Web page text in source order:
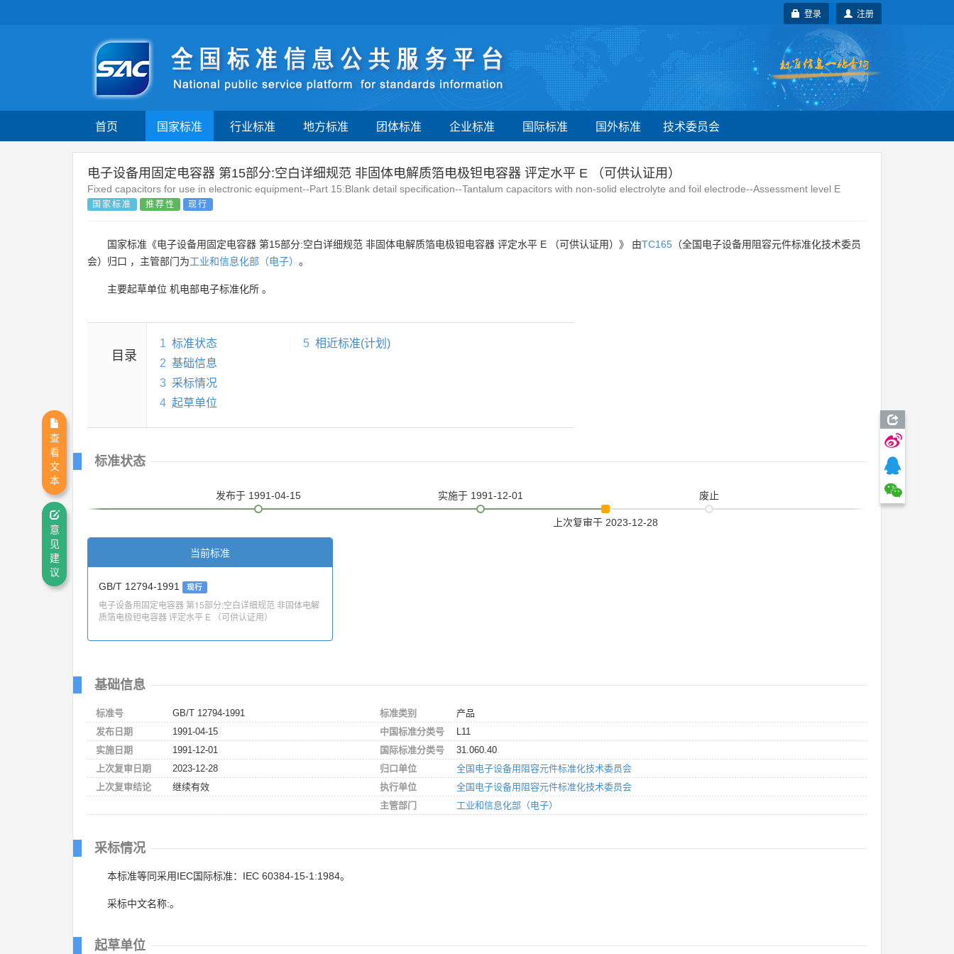
注册
登录
首页 国家标准 行业标准 地方标准 团体标准 企业标准 国际标准 国外标准 技术委员会
电子设备用固定电容器 第15部分:空白详细规范 非固体电解质箔电极钽电容器 评定水平 E （可供认证用）
Fixed capacitors for use in electronic equipment--Part 15:Blank detail specification--Tantalum capacitors with non-solid electrolyte and foil electrode--Assessment level E
国家标准 推荐性 现行
国家标准《电子设备用固定电容器 第15部分:空白详细规范 非固体电解质箔电极钽电容器 评定水平 E （可供认证用）》 由TC165 （全国电子设备用阻容元件标准化技术委员
会）归口 ，主管部门为工业和信息化部（电子） 。
主要起草单位 机电部电子标准化所 。
目录
1 标准状态
2 基础信息
3 采标情况
4 起草单位
5 相近标准(计划)
标准状态
发布于 1991-04-15 实施于 1991-12-01
上次复审于 2023-12-28
废止
当前标准
GB/T 12794-1991 现行
电子设备用固定电容器 第15部分:空白详细规范 非固体电解
质箔电极钽电容器 评定水平 E （可供认证用）
基础信息
标准号
GB/T 12794-1991
发布日期
1991-04-15
实施日期
1991-12-01
上次复审日期
2023-12-28
上次复审结论
继续有效
标准类别
产品
中国标准分类号
L11
国际标准分类号
31.060.40
归口单位
全国电子设备用阻容元件标准化技术委员会
执行单位
全国电子设备用阻容元件标准化技术委员会
主管部门
工业和信息化部（电子）
采标情况
本标准等同采用IEC国际标准：IEC 60384-15-1:1984。
采标中文名称:。
起草单位
查
看
文
本
意
见
建
议